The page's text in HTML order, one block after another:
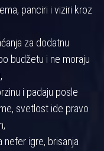
panciri i viziri kroz
za dodatnu
budžetu i ne moraju
i padaju posle
svetlost ide pravo
igre, brisanja